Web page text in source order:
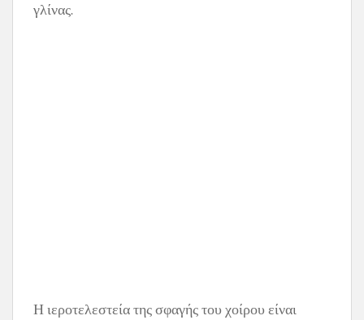
γλίνας.
Η ιεροτελεστεία της σφαγής του χοίρου είναι